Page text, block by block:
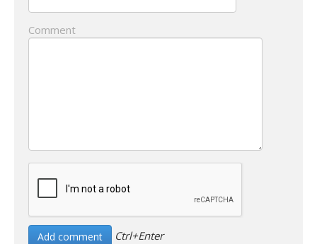
Comment
Ctrl+Enter